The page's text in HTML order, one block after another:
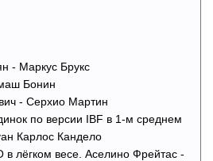
- Маркус Брукс
Бонин
- Серхио Мартин
по версии IBF в 1-м среднем
Карлос Кандело
в лёгком весе. Аселино Фрейтас -